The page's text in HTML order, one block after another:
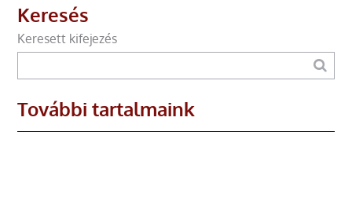
Keresés
Keresett kifejezés
További tartalmaink